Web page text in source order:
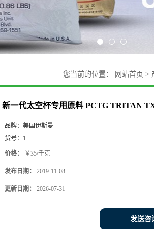
您当前的位置： 网站首页 >
新一代太空杯专用原料 PCTG TRITAN
品牌： 美国伊斯曼
货号： 1
价格： ￥35/千克
发布日期： 2019-11-08
更新日期： 2026-07-31
发送咨